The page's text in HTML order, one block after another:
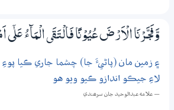
وَّفَجَّــرْنَا الْاَرْضَ عُيُوْنًا فَالْتَقَى الْمَاۗءُ عَلٰٓي
۽ زمين مان (پاڻيءَ جا) چشما جاري ڪيا پوءِ
لاءِ جيڪو اندازو ڪيو ويو هو
— علامه عبدالوحيد جان سرھندي